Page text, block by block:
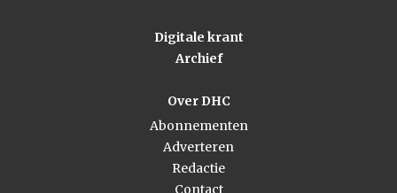
Digitale krant
Archief
Over DHC
Abonnementen
Adverteren
Redactie
Contact